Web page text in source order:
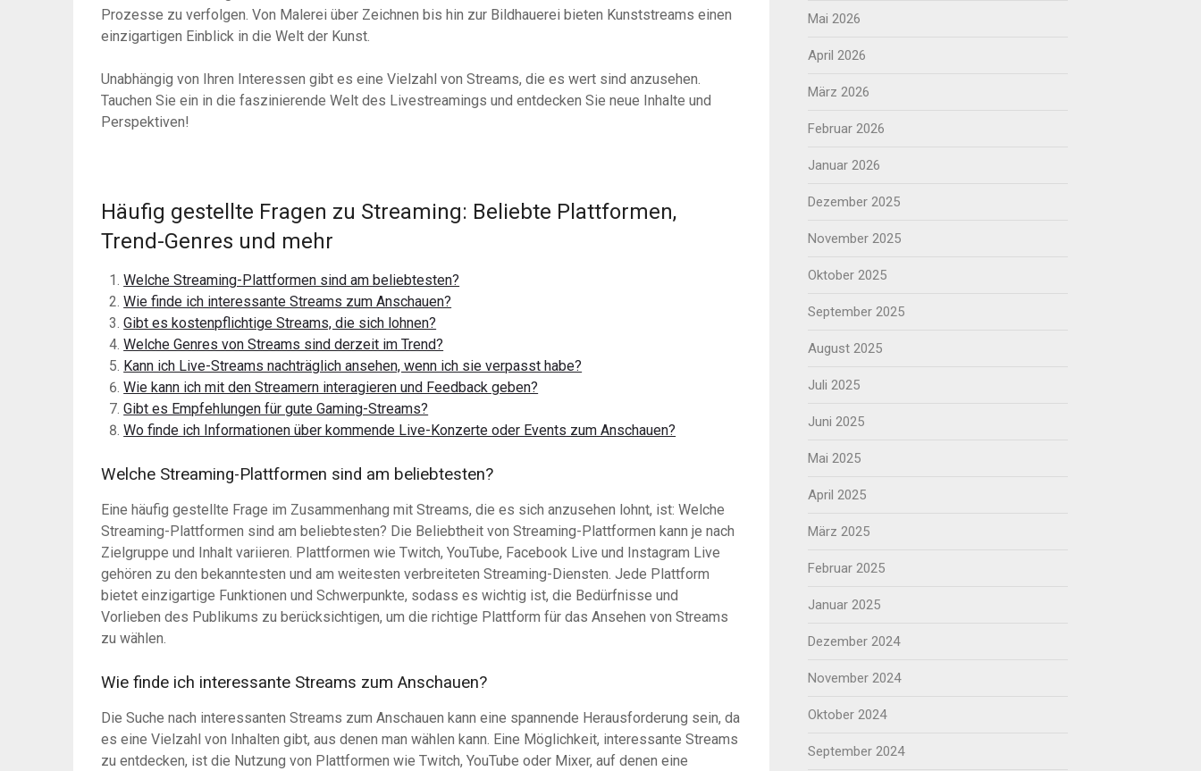
Prozesse zu verfolgen. Von Malerei über Zeichnen bis hin zur Bildhauerei bieten Kunststreams einen
einzigartigen Einblick in die Welt der Kunst.
Unabhängig von Ihren Interessen gibt es eine Vielzahl von Streams, die es wert sind anzusehen.
Tauchen Sie ein in die faszinierende Welt des Livestreamings und entdecken Sie neue Inhalte und
Perspektiven!
Häufig gestellte Fragen zu Streaming: Beliebte Plattformen,
Trend-Genres und mehr
Welche Streaming-Plattformen sind am beliebtesten?
Wie finde ich interessante Streams zum Anschauen?
Gibt es kostenpflichtige Streams, die sich lohnen?
Welche Genres von Streams sind derzeit im Trend?
Kann ich Live-Streams nachträglich ansehen, wenn ich sie verpasst habe?
Wie kann ich mit den Streamern interagieren und Feedback geben?
Gibt es Empfehlungen für gute Gaming-Streams?
Wo finde ich Informationen über kommende Live-Konzerte oder Events zum Anschauen?
Welche Streaming-Plattformen sind am beliebtesten?
Eine häufig gestellte Frage im Zusammenhang mit Streams, die es sich anzusehen lohnt, ist: Welche
Streaming-Plattformen sind am beliebtesten? Die Beliebtheit von Streaming-Plattformen kann je nach
Zielgruppe und Inhalt variieren. Plattformen wie Twitch, YouTube, Facebook Live und Instagram Live
gehören zu den bekanntesten und am weitesten verbreiteten Streaming-Diensten. Jede Plattform
bietet einzigartige Funktionen und Schwerpunkte, sodass es wichtig ist, die Bedürfnisse und
Vorlieben des Publikums zu berücksichtigen, um die richtige Plattform für das Ansehen von Streams
zu wählen.
Wie finde ich interessante Streams zum Anschauen?
Die Suche nach interessanten Streams zum Anschauen kann eine spannende Herausforderung sein, da
es eine Vielzahl von Inhalten gibt, aus denen man wählen kann. Eine Möglichkeit, interessante Streams
zu entdecken, ist die Nutzung von Plattformen wie Twitch, YouTube oder Mixer, auf denen eine
Mai 2026
April 2026
März 2026
Februar 2026
Januar 2026
Dezember 2025
November 2025
Oktober 2025
September 2025
August 2025
Juli 2025
Juni 2025
Mai 2025
April 2025
März 2025
Februar 2025
Januar 2025
Dezember 2024
November 2024
Oktober 2024
September 2024